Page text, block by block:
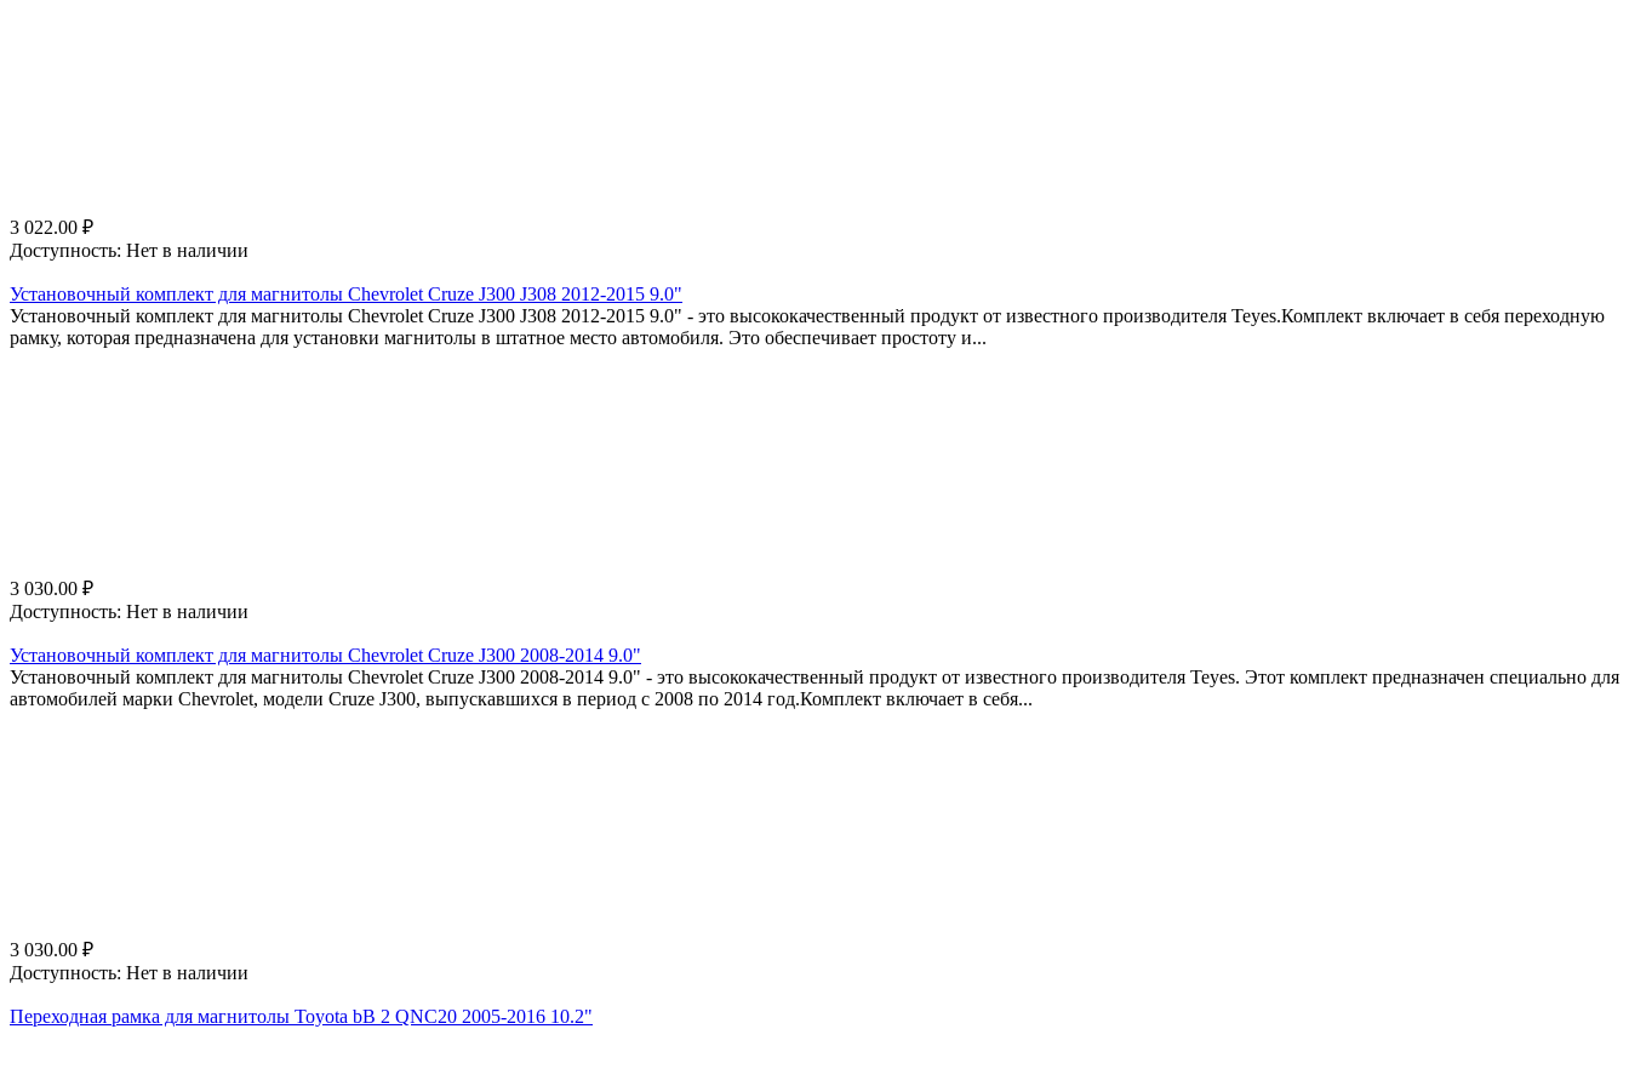
3 022.00 ₽
Доступность: Нет в наличии
Установочный комплект для магнитолы Chevrolet Cruze J300 J308 2012-2015 9.0"
Установочный комплект для магнитолы Chevrolet Cruze J300 J308 2012-2015 9.0" - это высококачественный продукт от известного производителя Teyes.Комплект включает в себя переходную
рамку, которая предназначена для установки магнитолы в штатное место автомобиля. Это обеспечивает простоту и...
3 030.00 ₽
Доступность: Нет в наличии
Установочный комплект для магнитолы Chevrolet Cruze J300 2008-2014 9.0"
Установочный комплект для магнитолы Chevrolet Cruze J300 2008-2014 9.0" - это высококачественный продукт от известного производителя Teyes. Этот комплект предназначен специально для
автомобилей марки Chevrolet, модели Cruze J300, выпускавшихся в период с 2008 по 2014 год.Комплект включает в себя...
3 030.00 ₽
Доступность: Нет в наличии
Переходная рамка для магнитолы Toyota bB 2 QNC20 2005-2016 10.2"